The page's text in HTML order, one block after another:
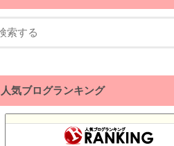
人気ブログランキング